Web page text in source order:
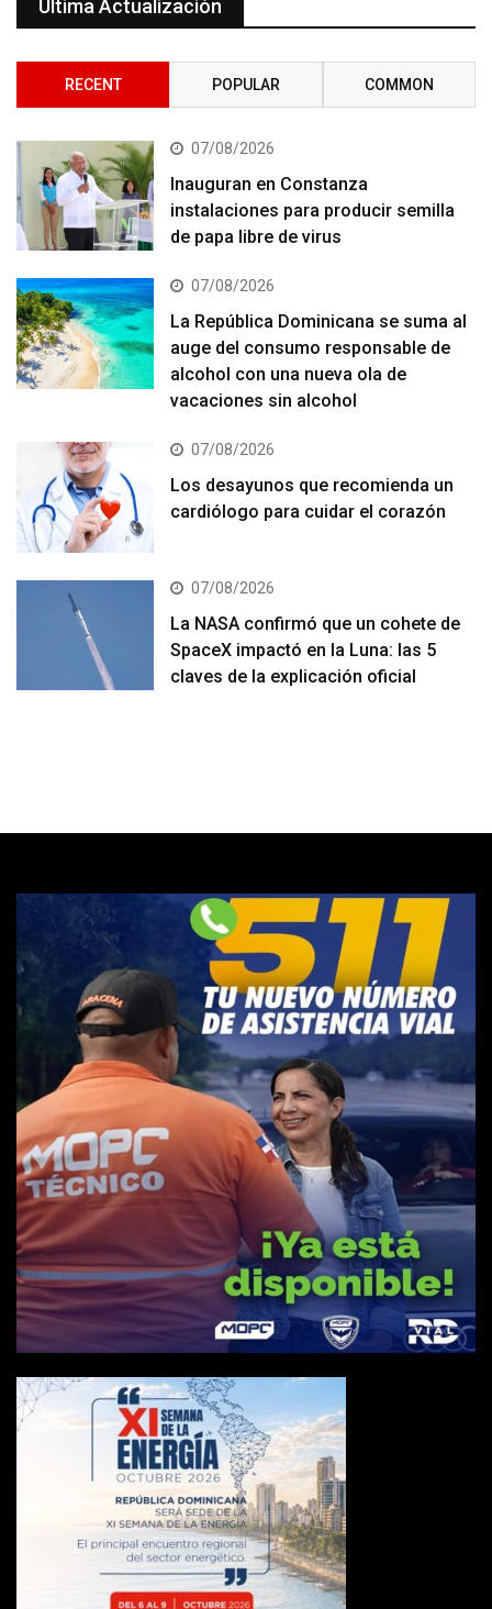
Última Actualización
RECENT POPULAR COMMON
07/08/2026
Inauguran en Constanza
instalaciones para producir semilla
de papa libre de virus
07/08/2026
La República Dominicana se suma al
auge del consumo responsable de
alcohol con una nueva ola de
vacaciones sin alcohol
07/08/2026
Los desayunos que recomienda un
cardiólogo para cuidar el corazón
07/08/2026
La NASA confirmó que un cohete de
SpaceX impactó en la Luna: las 5
claves de la explicación oficial